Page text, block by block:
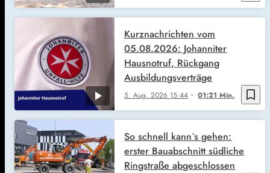
bookmark_border
5. Aug. 2026 15:44 01:21 Min.
Kurznachrichten vom
05.08.2026: Johanniter
Hausnotruf, Rückgang
Ausbildungsverträge
So schnell kann`s gehen:
erster Bauabschnitt südliche
Ringstraße abgeschlossen